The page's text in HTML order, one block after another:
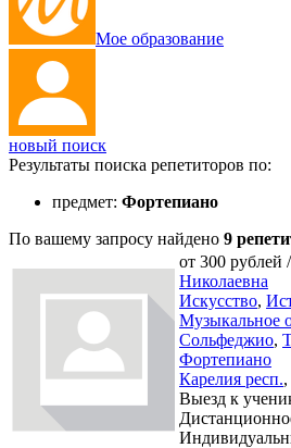
Мое образование
новый поиск
Результаты поиска репетиторов по:
предмет: Фортепиано
По вашему запросу найдено 9
от 300 рублей
Николаевна
Искусство,
Музыкальное
Сольфеджио,
Фортепиано
Карелия респ.
Выезд к